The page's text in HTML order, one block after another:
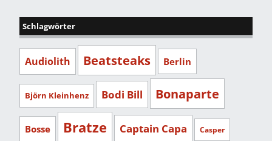
Schlagwörter
Audiolith Beatsteaks Berlin
Björn Kleinhenz Bodi Bill Bonaparte
Bosse Bratze Captain Capa Casper